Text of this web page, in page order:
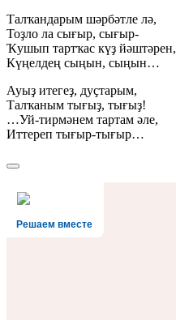
Талҡандарым шәрбәтле лә,
Тоҙло ла сығыр, сығыр-
Ҡушып тартҡас күҙ йәштәрен,
Күңелдең сыңын, сыңын…
Ауыҙ итегеҙ, дуҫтарым,
Талҡаным тығыҙ, тығыҙ!
…Уй-тирмәнем тартам әле,
Иттереп тығыр-тығыр…
Решаем вместе